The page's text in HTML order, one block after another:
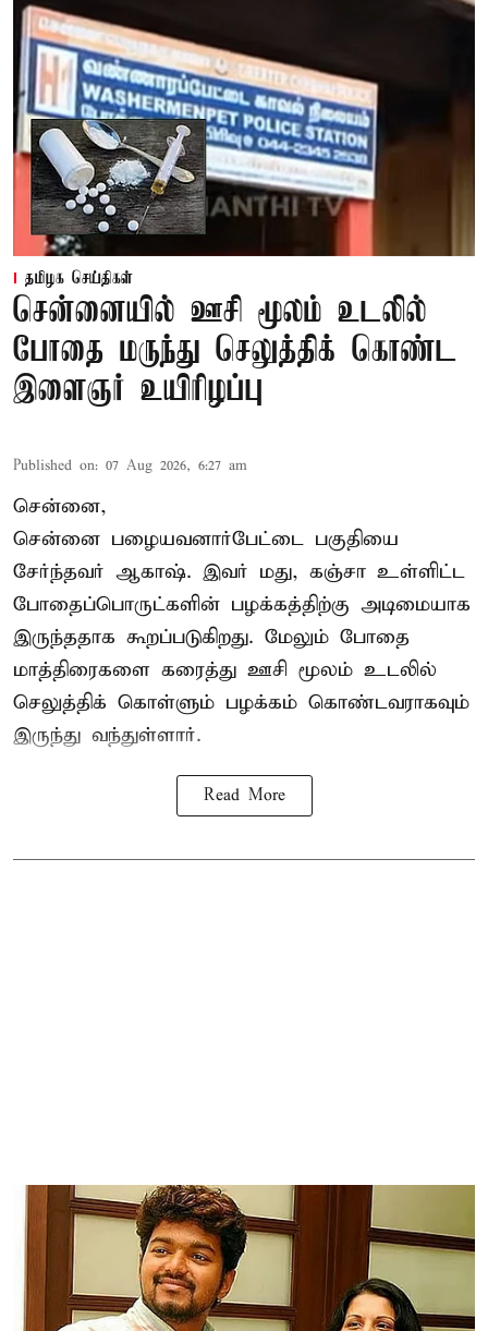
தமிழக செய்திகள்
சென்னையில் ஊசி மூலம் உடலில்
போதை மருந்து செலுத்திக் கொண்ட
இளைஞர் உயிரிழப்பு
Published on: 07 Aug 2026, 6:27 am
சென்னை,
சென்னை பழையவனார்பேட்டை பகுதியை
சேர்ந்தவர் ஆகாஷ். இவர் மது, கஞ்சா உள்ளிட்ட
போதைப்பொருட்களின் பழக்கத்திற்கு அடிமையாக
இருந்ததாக கூறப்படுகிறது. மேலும் போதை
மாத்திரைகளை கரைத்து ஊசி மூலம் உடலில்
செலுத்திக் கொள்ளும் பழக்கம் கொண்டவராகவும்
இருந்து வந்துள்ளார்.
Read More